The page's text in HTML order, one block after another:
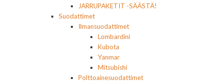
JARRUPAKETIT -SÄÄSTÄ!
Suodattimet
Ilmansuodattimet
Lombardini
Kubota
Yanmar
Mitsubishi
Polttoainesuodattimet